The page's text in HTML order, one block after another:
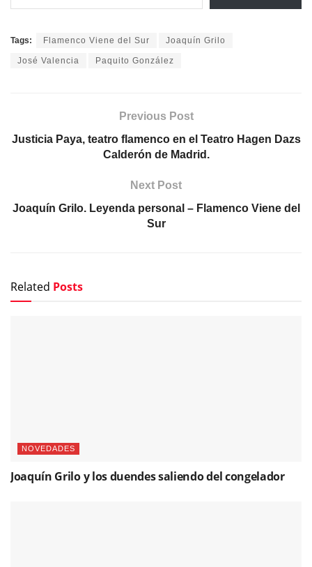
Tags: Flamenco Viene del Sur Joaquín Grilo
José Valencia Paquito González
Previous Post
Justicia Paya, teatro flamenco en el Teatro Hagen Dazs
Calderón de Madrid.
Next Post
Joaquín Grilo. Leyenda personal – Flamenco Viene del
Sur
Related Posts
NOVEDADES
Joaquín Grilo y los duendes saliendo del congelador